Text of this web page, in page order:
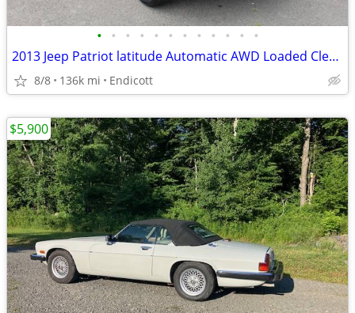
• • • • • • • • • • • •
2013 Jeep Patriot latitude Automatic AWD Loaded Clean Carfax!
8/8 136k mi Endicott
$5,900